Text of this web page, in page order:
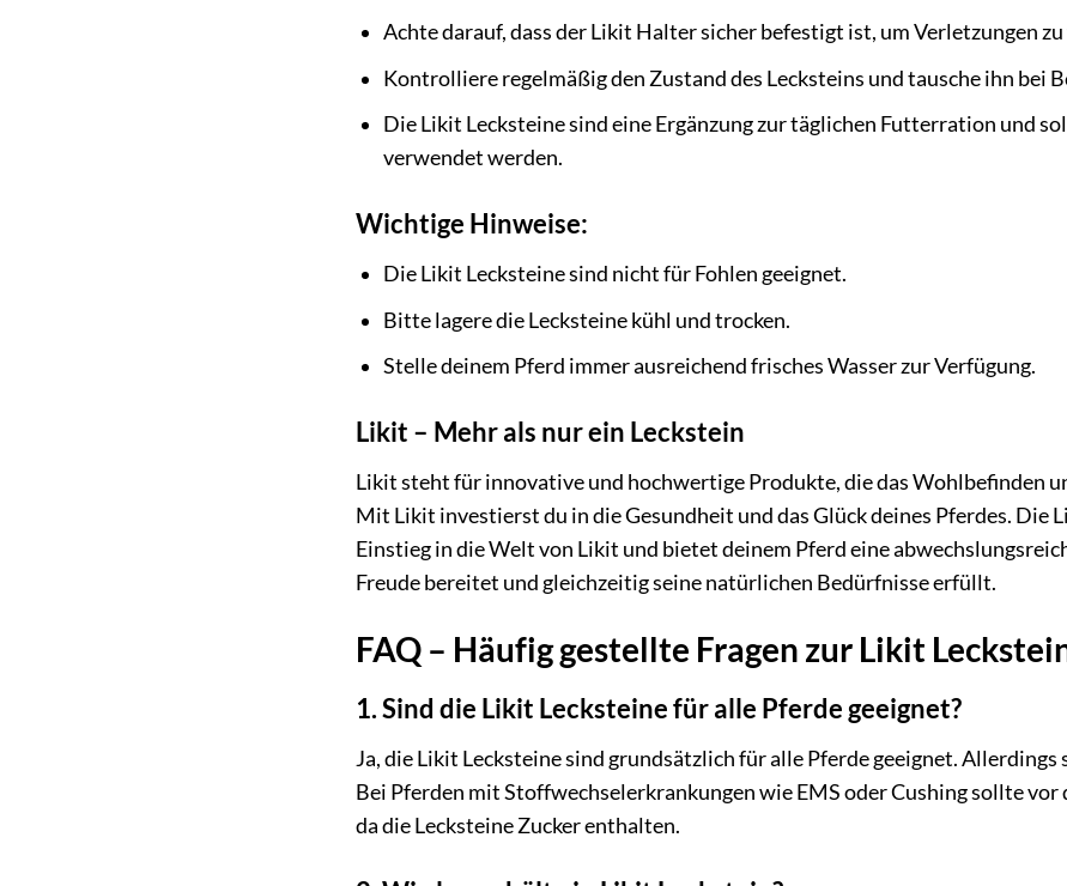
Achte darauf, dass der Likit Halter sicher befestigt ist, um Verletzungen
Kontrolliere regelmäßig den Zustand des Lecksteins und tausche ihn bei
Die Likit Lecksteine sind eine Ergänzung zur täglichen Futterration und
verwendet werden.
Wichtige Hinweise:
Die Likit Lecksteine sind nicht für Fohlen geeignet.
Bitte lagere die Lecksteine kühl und trocken.
Stelle deinem Pferd immer ausreichend frisches Wasser zur Verfügung.
Likit – Mehr als nur ein Leckstein
Likit steht für innovative und hochwertige Produkte, die das Wohlbefinden
Mit Likit investierst du in die Gesundheit und das Glück deines Pferdes. Die
Einstieg in die Welt von Likit und bietet deinem Pferd eine
Freude bereitet und gleichzeitig seine natürlichen Bedürfnisse erfüllt.
FAQ – Häufig gestellte Fragen zur Likit
1. Sind die Likit Lecksteine für alle Pferde geeignet?
Ja, die Likit Lecksteine sind grundsätzlich für alle Pferde geeignet.
Bei Pferden mit Stoffwechselerkrankungen wie EMS oder Cushing sollte
da die Lecksteine Zucker enthalten.